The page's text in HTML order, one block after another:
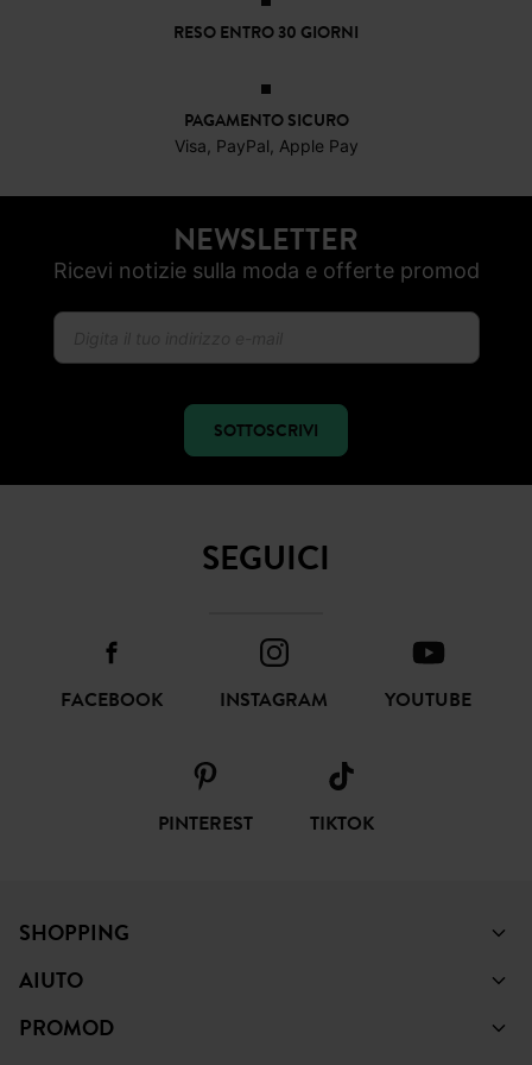
RESO ENTRO 30 GIORNI
PAGAMENTO SICURO
Visa, PayPal, Apple Pay
NEWSLETTER
Ricevi notizie sulla moda e offerte promod
SOTTOSCRIVI
SEGUICI
FACEBOOK INSTAGRAM YOUTUBE
PINTEREST TIKTOK
SHOPPING
AIUTO
PROMOD